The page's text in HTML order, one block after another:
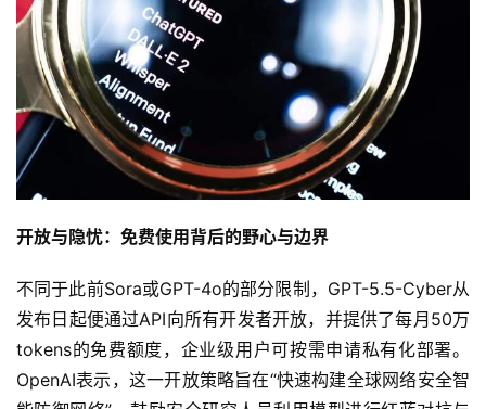
首
页
快
讯
公
时
尚
开放与隐忧：免费使用背后的野心与边界
不同于此前Sora或GPT-4o的部分限制，GPT-5.5-Cyber从
发布日起便通过API向所有开发者开放，并提供了每月50万
tokens的免费额度，企业级用户可按需申请私有化部署。
OpenAI表示，这一开放策略旨在“快速构建全球网络安全智